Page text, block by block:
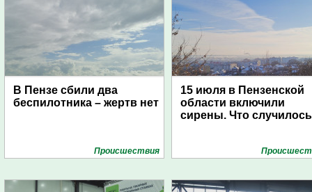
В Пензе сбили два
беспилотника – жертв нет
Проиcшествия
15 июля в Пензенской
области включили
сирены. Что